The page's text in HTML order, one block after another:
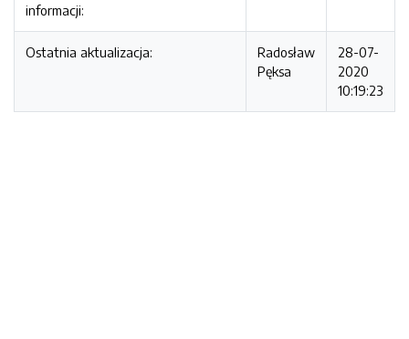
informacji:
Ostatnia aktualizacja:
Radosław
Pęksa
28-07-
2020
10:19:23